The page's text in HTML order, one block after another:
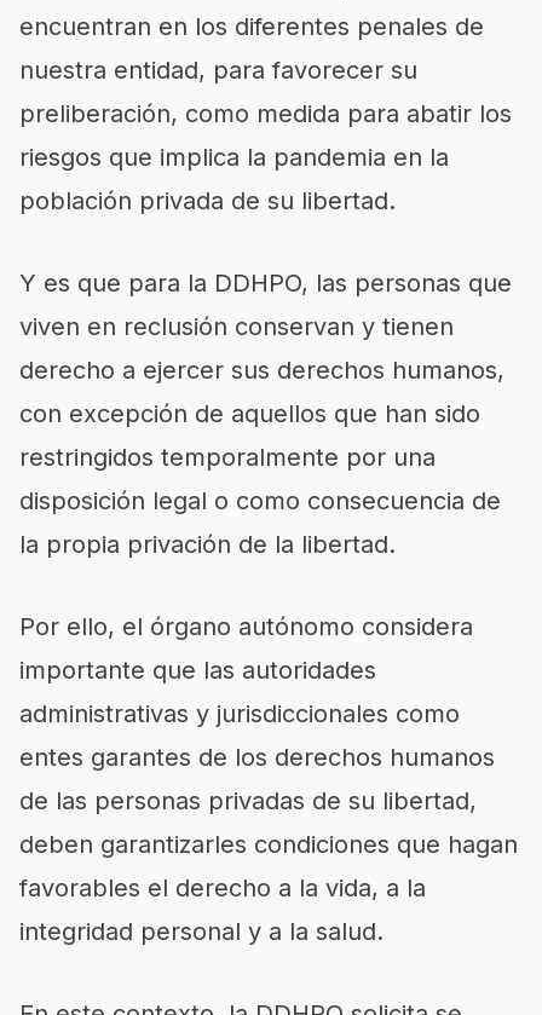
encuentran en los diferentes penales de
nuestra entidad, para favorecer su
preliberación, como medida para abatir los
riesgos que implica la pandemia en la
población privada de su libertad.
Y es que para la DDHPO, las personas que
viven en reclusión conservan y tienen
derecho a ejercer sus derechos humanos,
con excepción de aquellos que han sido
restringidos temporalmente por una
disposición legal o como consecuencia de
la propia privación de la libertad.
Por ello, el órgano autónomo considera
importante que las autoridades
administrativas y jurisdiccionales como
entes garantes de los derechos humanos
de las personas privadas de su libertad,
deben garantizarles condiciones que hagan
favorables el derecho a la vida, a la
integridad personal y a la salud.